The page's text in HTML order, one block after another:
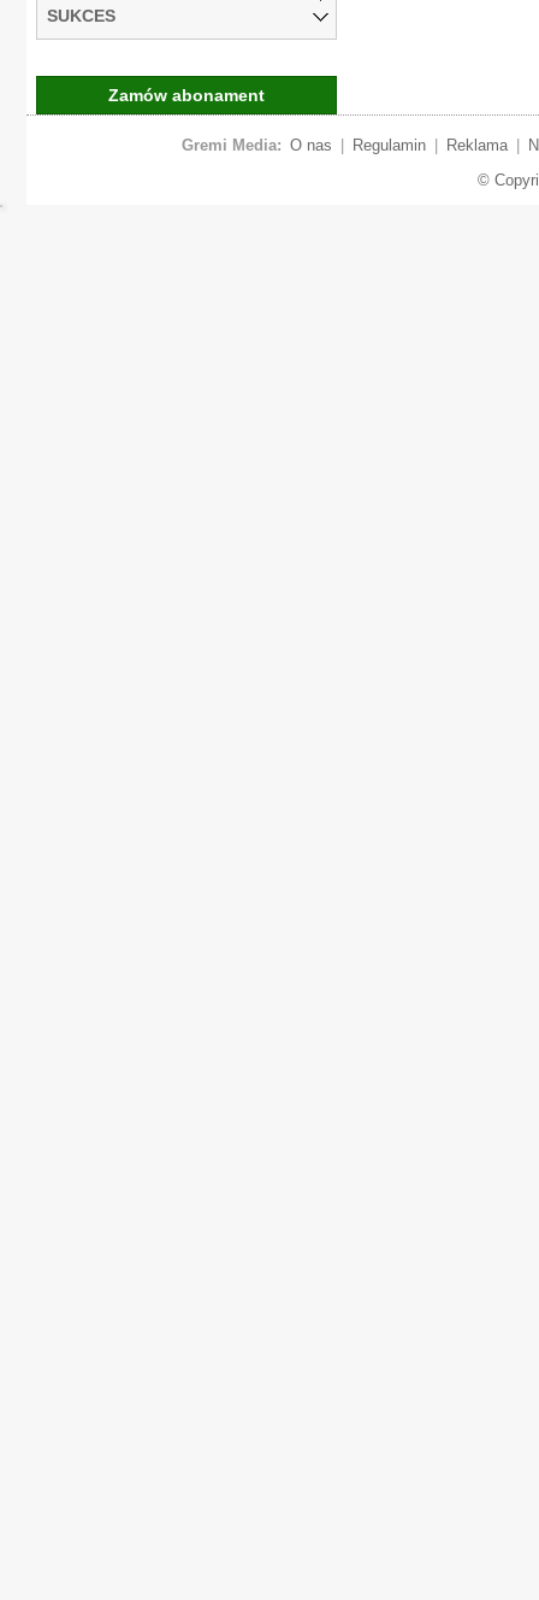
SUKCES
Zamów abonament
Gremi Media: O nas Regulamin Reklama
©